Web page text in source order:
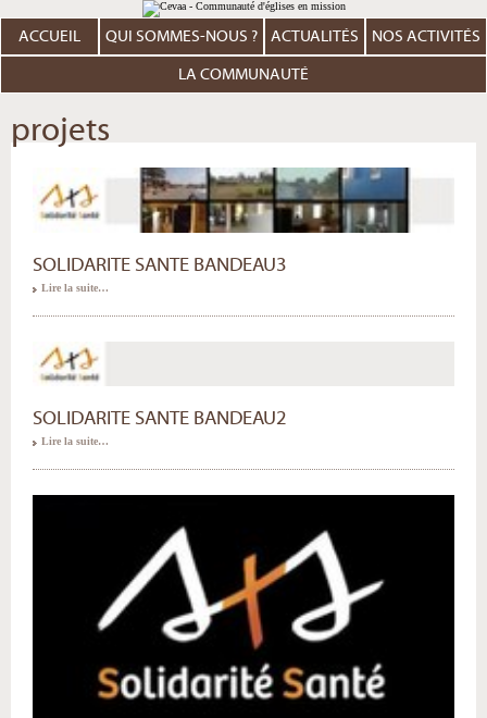
au
contenu.
Aller
personnels
ACCUEIL QUI SOMMES-NOUS ? ACTUALITÉS NOS ACTIVITÉS
LA COMMUNAUTÉ
projets
SOLIDARITE SANTE BANDEAU3
Lire la suite…
SOLIDARITE SANTE BANDEAU2
Lire la suite…